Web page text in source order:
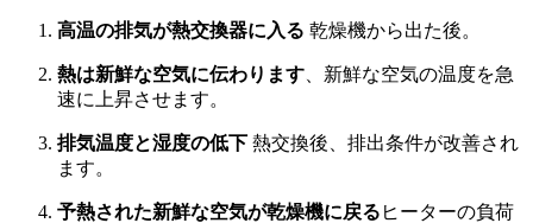
高温の排気が熱交換器に入る 乾燥機から出た後。
熱は新鮮な空気に伝わります 、新鮮な空気の温度を急
速に上昇させます。
排気温度と湿度の低下 熱交換後、排出条件が改善され
ます。
予熱された新鮮な空気が乾燥機に戻る ヒーターの負荷